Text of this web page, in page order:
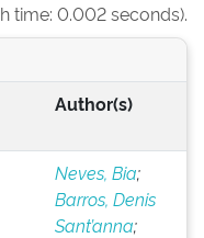
time: 0.002 seconds).
Author(s)
Neves, Bia;
Barros, Denis
Sant’anna;